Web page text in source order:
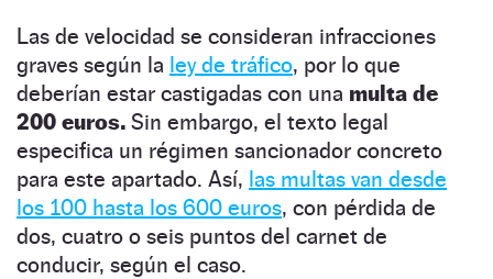
Las de velocidad se consideran infracciones
graves según la ley de tráfico, por lo que
deberían estar castigadas con una multa de
200 euros. Sin embargo, el texto legal
especifica un régimen sancionador concreto
para este apartado. Así, las multas van desde
los 100 hasta los 600 euros, con pérdida de
dos, cuatro o seis puntos del carnet de
conducir, según el caso.